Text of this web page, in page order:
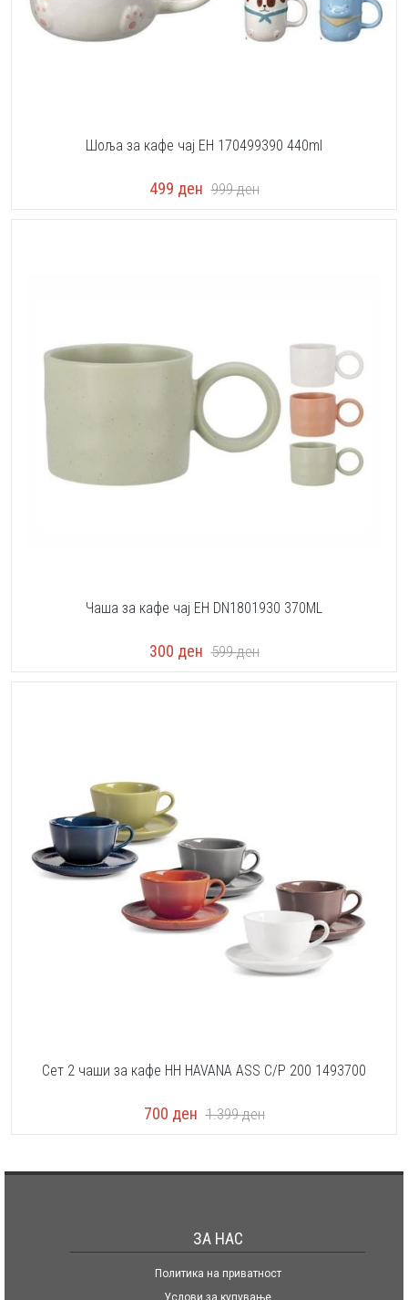
Шоља за кафе чај EH 170499390 440ml
499 ден 999ден
Чаша за кафе чај EH DN1801930 370ML
300 ден 599ден
Сет 2 чаши за кафе HH HAVANA ASS C/P 200 1493700
700 ден 1.399ден
ЗА НАС
Политика на приватност